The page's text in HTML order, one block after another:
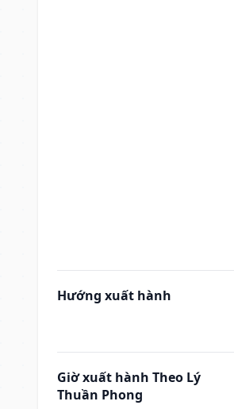
Hướng xuất hành
Giờ xuất hành Theo Lý
Thuần Phong